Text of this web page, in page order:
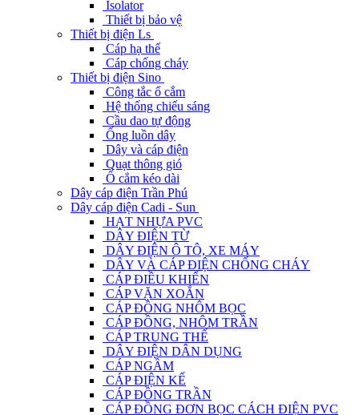
Isolator
Thiết bị bảo vệ
Thiết bị điện Ls
Cáp hạ thế
Cáp chống cháy
Thiết bị điện Sino
Công tắc ổ cắm
Hệ thống chiếu sáng
Cầu dao tự động
Ống luồn dây
Dây và cáp điện
Quạt thông gió
Ổ cắm kéo dài
Dây cáp điện Trần Phú
Dây cáp điện Cadi - Sun
HẠT NHỰA PVC
DÂY ĐIỆN TỪ
DÂY ĐIỆN Ô TÔ, XE MÁY
DÂY VÀ CÁP ĐIỆN CHỐNG CHÁY
CÁP ĐIỀU KHIỂN
CÁP VẶN XOẮN
CÁP ĐỒNG NHÔM BỌC
CÁP ĐỒNG, NHÔM TRẦN
CÁP TRUNG THẾ
DÂY ĐIỆN DÂN DỤNG
CÁP NGẦM
CÁP ĐIỆN KẾ
CÁP ĐỒNG TRẦN
CÁP ĐỒNG ĐƠN BỌC CÁCH ĐIỆN PVC